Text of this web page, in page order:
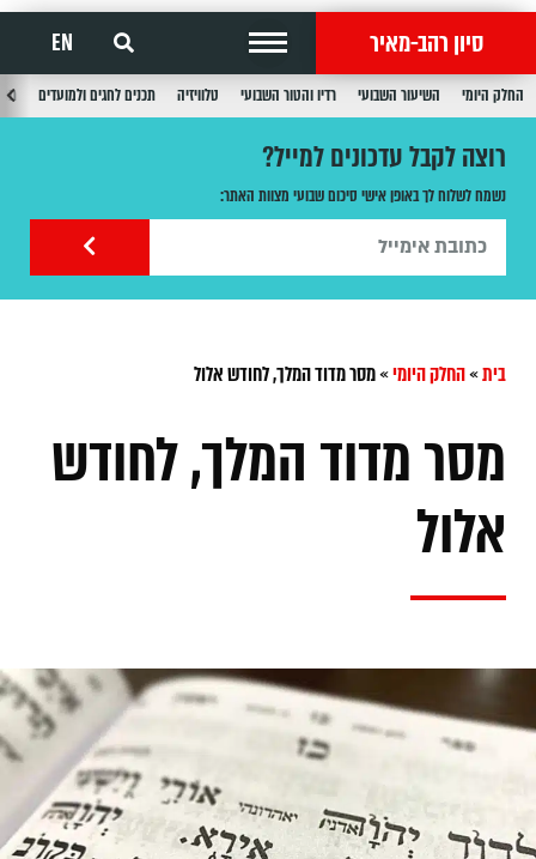
סיון רהב-מאיר EN
החלק היומי השיעור השבועי רדיו והטור השבועי טלוויזיה תכנים לחגים ולמועדים
רוצה לקבל עדכונים למייל?
נשמח לשלוח לך באופן אישי סיכום שבועי מצוות האתר:
בית»החלק היומי»מסר מדוד המלך, לחודש אלול
מסר מדוד המלך, לחודש
אלול